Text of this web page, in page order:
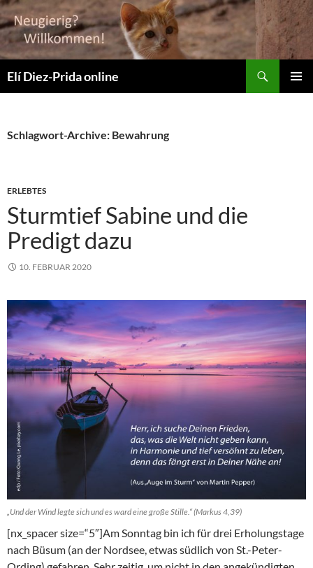
Elí Diez-Prida online
Schlagwort-Archive: Bewahrung
ERLEBTES
Sturmtief Sabine und die
Predigt dazu
10. FEBRUAR 2020
„Und der Wind legte sich und es ward eine große Stille.“ (Markus 4,39)
[nx_spacer size=“5″]Am Sonntag bin ich für drei Erholungstage
nach Büsum (an der Nordsee, etwas südlich von St.-Peter-